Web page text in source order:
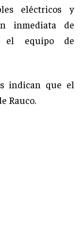
eléctricos y
inmediata de
el equipo de
indican que el
Rauco.